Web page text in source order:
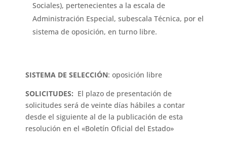
Sociales), pertenecientes a la escala de
Administración Especial, subescala Técnica, por el
sistema de oposición, en turno libre.
SISTEMA DE SELECCIÓN: oposición libre
SOLICITUDES: El plazo de presentación de
solicitudes será de veinte días hábiles a contar
desde el siguiente al de la publicación de esta
resolución en el «Boletín Oficial del Estado»